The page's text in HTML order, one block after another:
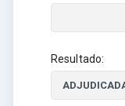
Resultado: